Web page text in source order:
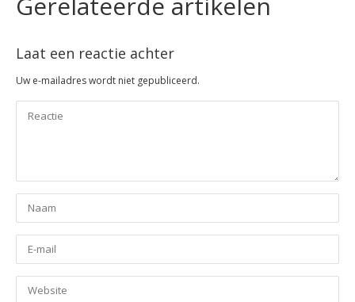
Laat een reactie achter
Uw e-mailadres wordt niet gepubliceerd.